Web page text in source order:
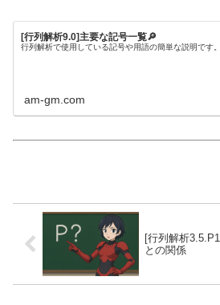
[行列解析9.0]主要な記号一覧🔎
行列解析で使用している記号や用語の簡単な説明です。
am-gm.com
[行列解析
との関係